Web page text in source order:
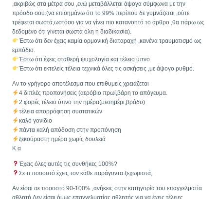
,ακριβώς στα μέτρα σου ,ενώ μεταβάλλεται άψογα σύμφωνα με την
πρόοδο σου.(να επισημάνω ότι το 99% περίπου δε γυμνάζεται ,ούτε
τρέφεται σωστά,ωστόσο για να γίνει πιο κατανοητό το άρθρο ,θα πάρω ως
δεδομένο ότι γίνεται σωστά όλη η διαδικασία).
Έστω ότι δεν έχεις καμία ορμονική διαταραχή ,κανένα τραυματισμό ως
εμπόδιο.
Έστω ότι έχεις σταθερή ψυχολογία και τέλειο ύπνο
Έστω ότι εκτελείς τέλεια τεχνικά όλες τις ασκήσεις ,με άψογο ρυθμό.
Αν το γρήγορο αποτέλεσμα που επιθυμείς χρειάζεται
4 διπλές προπονήσεις (αερόβιο πρωί,βάρη το απόγευμα.
2 φορές τέλειο ύπνο την ημέρα(μεσημέρι,βράδυ)
τέλεια απορρόφηση συστατικών
καλό γονίδιο
πάντα καλή απόδοση στην προπόνηση
ξεκούραστη ημέρα χωρίς δουλειά
Κ.α
Έχεις όλες αυτές τις συνθήκες 100%?
Σε τι ποσοστό έχεις τον κάθε παράγοντα ξεχωριστά;
Αν είσαι σε ποσοστό 90-100% ,ανήκεις στην κατηγορία του επαγγελματία